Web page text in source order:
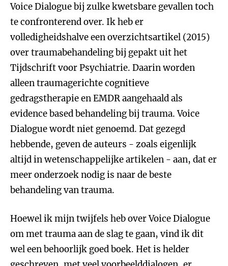
Voice Dialogue bij zulke kwetsbare gevallen toch
te confronterend over. Ik heb er
volledigheidshalve een overzichtsartikel (2015)
over traumabehandeling bij gepakt uit het
Tijdschrift voor Psychiatrie. Daarin worden
alleen traumagerichte cognitieve
gedragstherapie en EMDR aangehaald als
evidence based behandeling bij trauma. Voice
Dialogue wordt niet genoemd. Dat gezegd
hebbende, geven de auteurs - zoals eigenlijk
altijd in wetenschappelijke artikelen - aan, dat er
meer onderzoek nodig is naar de beste
behandeling van trauma.
Hoewel ik mijn twijfels heb over Voice Dialogue
om met trauma aan de slag te gaan, vind ik dit
wel een behoorlijk goed boek. Het is helder